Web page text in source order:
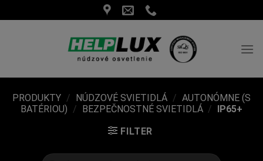
to
PRODUKTY / NÚDZOVÉ SVIETIDLÁ / AUTONÓMNE (S
BATÉRIOU) / BEZPEČNOSTNÉ SVIETIDLÁ / IP65+
FILTER